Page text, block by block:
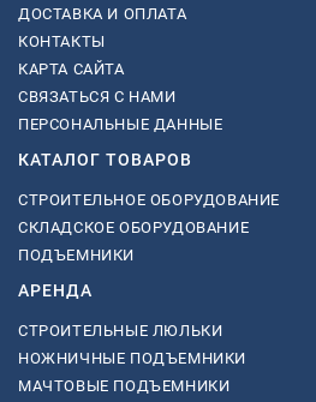
ДОСТАВКА И ОПЛАТА
КОНТАКТЫ
КАРТА САЙТА
СВЯЗАТЬСЯ С НАМИ
ПЕРСОНАЛЬНЫЕ ДАННЫЕ
КАТАЛОГ ТОВАРОВ
СТРОИТЕЛЬНОЕ ОБОРУДОВАНИЕ
СКЛАДСКОЕ ОБОРУДОВАНИЕ
ПОДЪЕМНИКИ
АРЕНДА
СТРОИТЕЛЬНЫЕ ЛЮЛЬКИ
НОЖНИЧНЫЕ ПОДЪЕМНИКИ
МАЧТОВЫЕ ПОДЪЕМНИКИ